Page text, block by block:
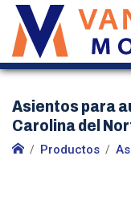
Asientos para
Carolina del
Productos